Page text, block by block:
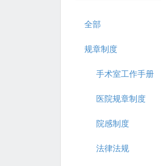
全部
规章制度
手术室工作手册
医院规章制度
院感制度
法律法规